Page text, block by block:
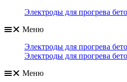
Электроды для прогрева
Меню
Электроды для прогрева
Электроды для прогрева
Меню